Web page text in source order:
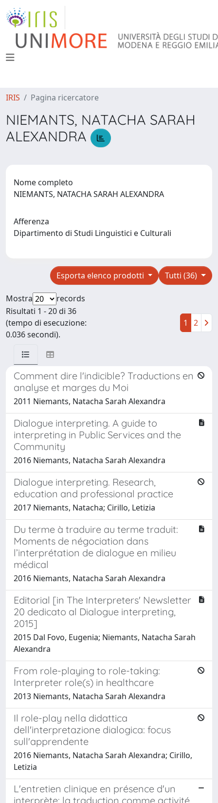
IRIS Pagina ricercatore
NIEMANTS, NATACHA SARAH
ALEXANDRA
Nome completo
NIEMANTS, NATACHA SARAH ALEXANDRA
Afferenza
Dipartimento di Studi Linguistici e Culturali
Tutti (36)
Esporta elenco prodotti
Mostra
records
Risultati 1 - 20 di 36
(tempo di esecuzione:
0.036 secondi).
1 2
Comment dire l'indicible? Traductions en
analyse et marges du Moi
2011 Niemants, Natacha Sarah Alexandra
Dialogue interpreting. A guide to
interpreting in Public Services and the
Community
2016 Niemants, Natacha Sarah Alexandra
Dialogue interpreting. Research,
education and professional practice
2017 Niemants, Natacha; Cirillo, Letizia
Du terme à traduire au terme traduit:
Moments de négociation dans
l’interprétation de dialogue en milieu
médical
2016 Niemants, Natacha Sarah Alexandra
Editorial [in The Interpreters' Newsletter
20 dedicato al Dialogue interpreting,
2015]
2015 Dal Fovo, Eugenia; Niemants, Natacha Sarah
Alexandra
From role-playing to role-taking:
Interpreter role(s) in healthcare
2013 Niemants, Natacha Sarah Alexandra
Il role-play nella didattica
dell'interpretazione dialogica: focus
sull'apprendente
2016 Niemants, Natacha Sarah Alexandra; Cirillo,
Letizia
L'entretien clinique en présence d'un
interprète: la traduction comme activité